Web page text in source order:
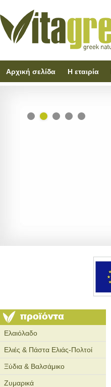
Αρχική σελίδα Η εταιρία
Ελαιόλαδο
Ελιές & Πάστα Ελιάς-Πολτοί
Ξύδια & Βαλσάμικο
Ζυμαρικά